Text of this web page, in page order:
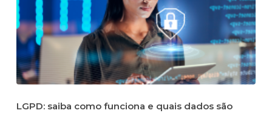
LGPD: saiba como funciona e quais dados são